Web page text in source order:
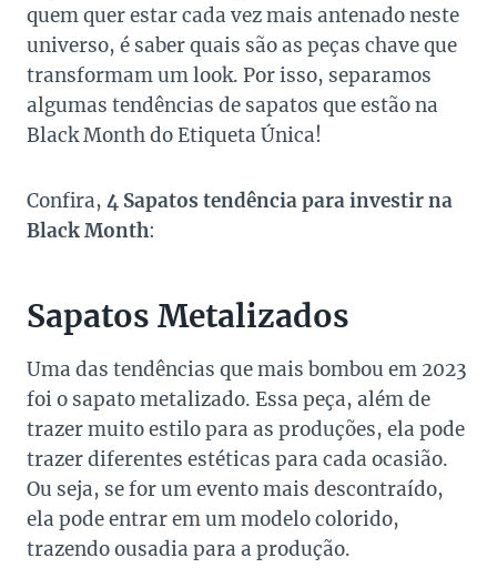
quem quer estar cada vez mais antenado neste
universo, é saber quais são as peças chave que
transformam um look. Por isso, separamos
algumas tendências de sapatos que estão na
Black Month do Etiqueta Única!
Confira, 4 Sapatos tendência para investir na
Black Month:
Sapatos Metalizados
Uma das tendências que mais bombou em 2023
foi o sapato metalizado. Essa peça, além de
trazer muito estilo para as produções, ela pode
trazer diferentes estéticas para cada ocasião.
Ou seja, se for um evento mais descontraído,
ela pode entrar em um modelo colorido,
trazendo ousadia para a produção.